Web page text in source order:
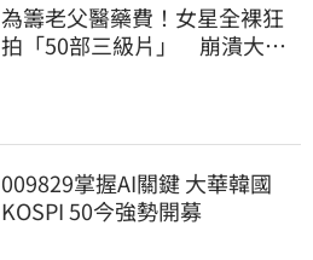
為籌老父醫藥費！女星全裸狂
拍「50部三級片」 崩潰大
009829掌握AI關鍵 大華韓國
KOSPI 50今強勢開募